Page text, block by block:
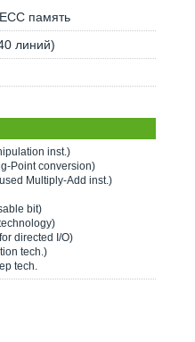
память
линий)
inst.)
Point conversion)
Multiply-Add inst.)
bit)
directed I/O)
tech.)
tech.